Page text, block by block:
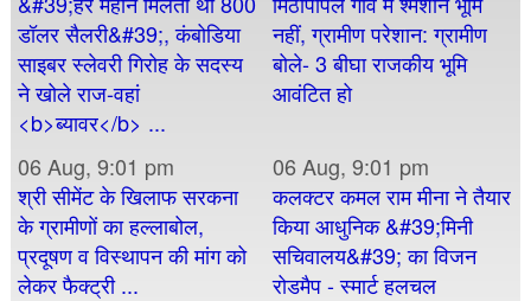
डॉलर सैलरी&#39;, कंबोडिया
साइबर स्लेवरी गिरोह के सदस्य
ने खोले राज-वहां
<b>ब्यावर</b> ...
नहीं, ग्रामीण परेशान: ग्रामीण
बोले- 3 बीघा राजकीय भूमि
आवंटित हो
06 Aug, 9:01 pm
श्री सीमेंट के खिलाफ सरकना
के ग्रामीणों का हल्लाबोल,
प्रदूषण व विस्थापन की मांग को
लेकर फैक्ट्री ...
06 Aug, 9:01 pm
कलक्टर कमल राम मीना ने तैयार
किया आधुनिक &#39;मिनी
सचिवालय&#39; का विजन
रोडमैप - स्मार्ट हलचल